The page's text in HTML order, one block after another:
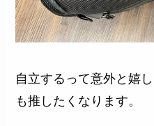
自立するって意外と嬉
も推したくなります。